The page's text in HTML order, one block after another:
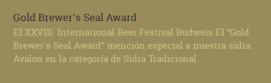
Gold Brewer´s Seal Award
El XXVIII International Beer Festival Budweis El “Gold
Brewer´s Seal Award” mención especial a nuestra sidra
Avalon en la categoría de Sidra Tradicional.